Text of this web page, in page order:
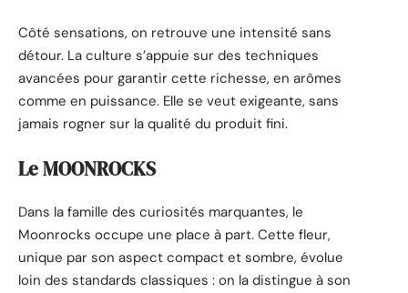
Côté sensations, on retrouve une intensité sans
détour. La culture s’appuie sur des techniques
avancées pour garantir cette richesse, en arômes
comme en puissance. Elle se veut exigeante, sans
jamais rogner sur la qualité du produit fini.
Le MOONROCKS
Dans la famille des curiosités marquantes, le
Moonrocks occupe une place à part. Cette fleur,
unique par son aspect compact et sombre, évolue
loin des standards classiques : on la distingue à son